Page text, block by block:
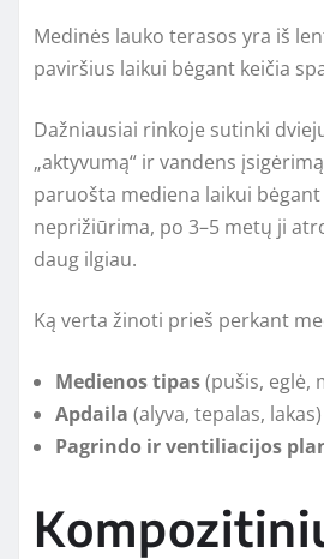
Medinės lauko terasos yra iš
paviršius laikui bėgant keičia
Dažniausiai rinkoje sutinki
„aktyvumą“ ir vandens
paruošta mediena laikui
neprižiūrima, po 3–5 metų ji
daug ilgiau.
Ką verta žinoti prieš perkant
Medienos tipas(pušis, eglė,
Apdaila (alyva, tepalas,
Pagrindo ir ventiliacijos